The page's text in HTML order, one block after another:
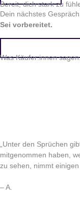
Bereit, dich stark zu
Dein nächstes
Sei vorbereitet.
Was Käufer:innen
„Unter den Sprüchen
mitgenommen haben,
zu sehen, nimmt einigen
– A.